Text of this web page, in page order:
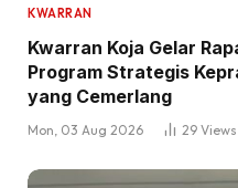
KWARRAN
Kwarran Koja Gelar
Program Strategis
yang Cemerlang
Mon, 03 Aug 2026 29 Views